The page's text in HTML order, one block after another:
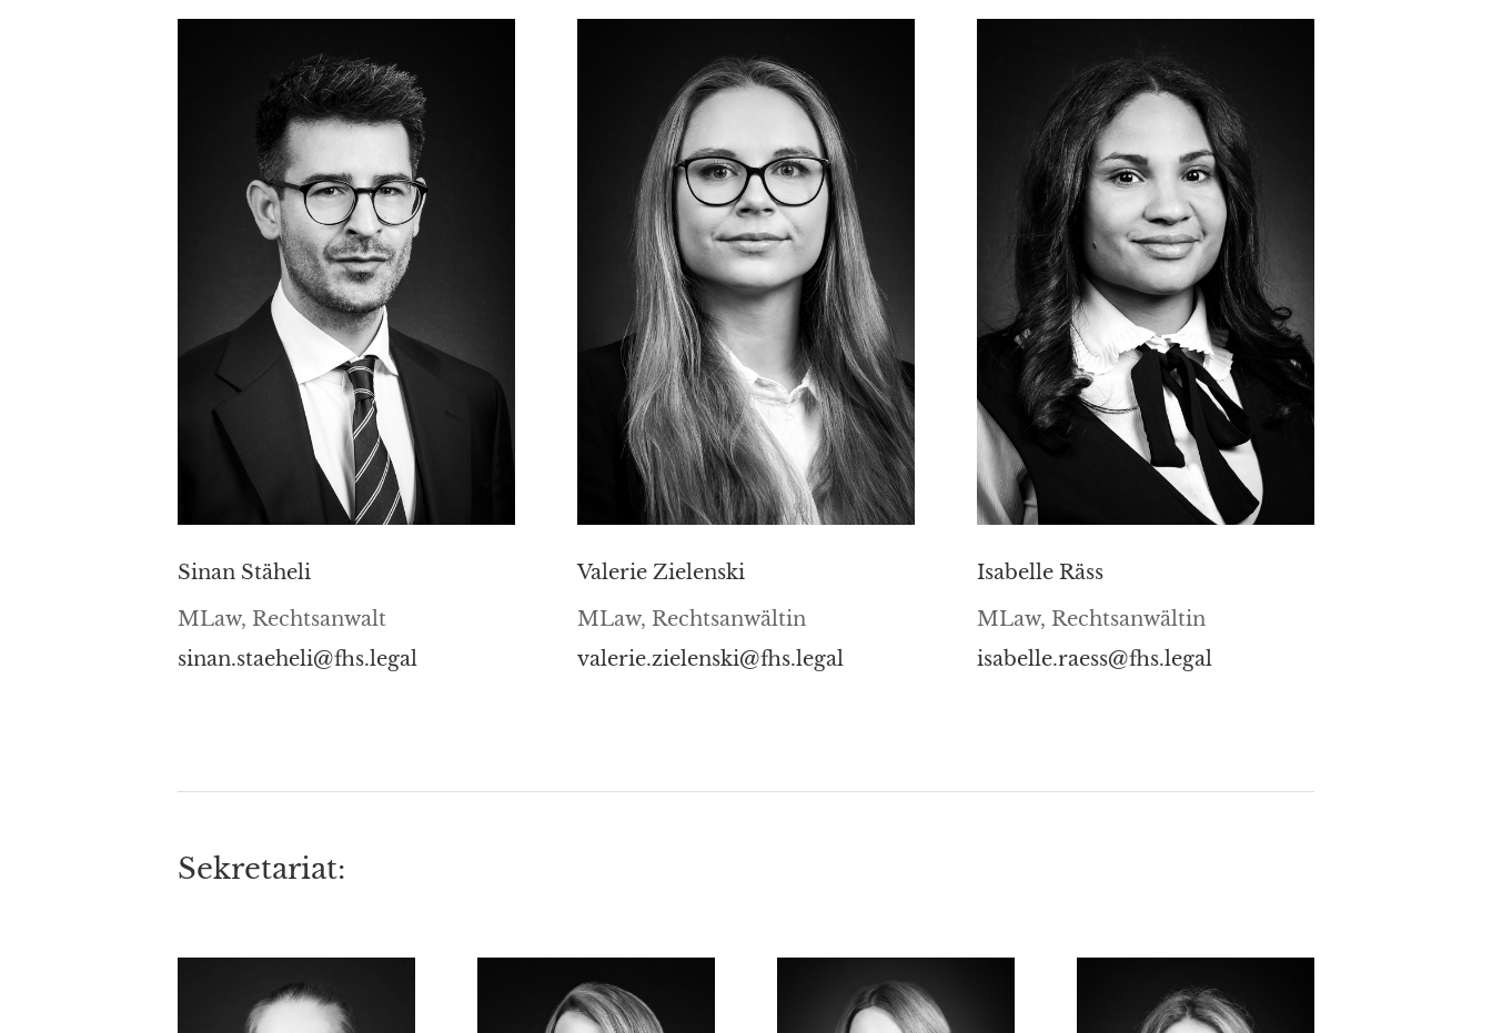
Sinan Stäheli
MLaw, Rechtsanwalt
sinan.staeheli@fhs.legal
Valerie Zielenski
MLaw, Rechtsanwältin
valerie.zielenski@fhs.legal
Isabelle Räss
MLaw, Rechtsanwältin
isabelle.raess@fhs.legal
Sekretariat: